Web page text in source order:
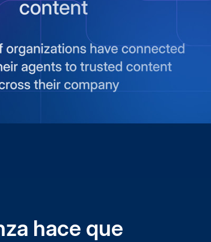
hace que